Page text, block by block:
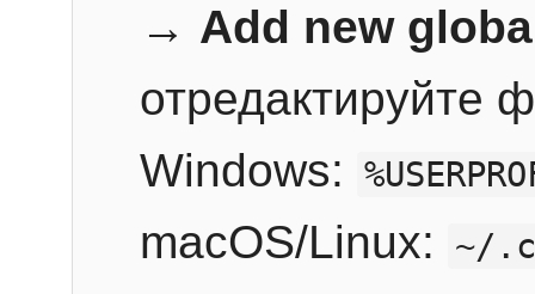
→ Add new
отредактируйте
Windows:
macOS/Linux: ~/